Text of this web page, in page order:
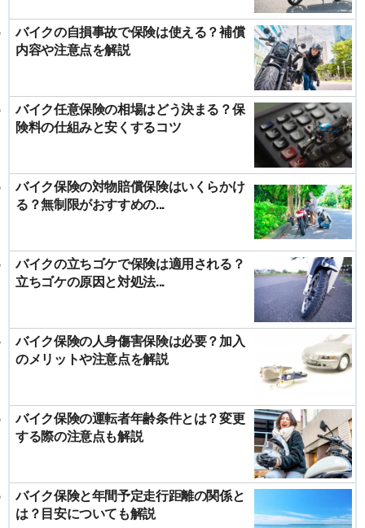
バイクの自損事故で保険は使える？補償
内容や注意点を解説
バイク任意保険の相場はどう決まる？保
険料の仕組みと安くするコツ
バイク保険の対物賠償保険はいくらかけ
る？無制限がおすすめの...
バイクの立ちゴケで保険は適用される？
立ちゴケの原因と対処法...
バイク保険の人身傷害保険は必要？加入
のメリットや注意点を解説
バイク保険の運転者年齢条件とは？変更
する際の注意点も解説
バイク保険と年間予定走行距離の関係と
は？目安についても解説